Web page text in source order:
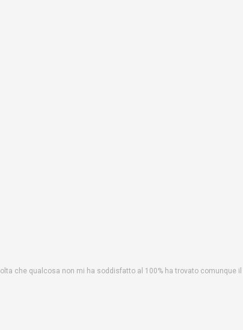
che qualcosa non mi ha soddisfatto al 100% ha trovato comunque